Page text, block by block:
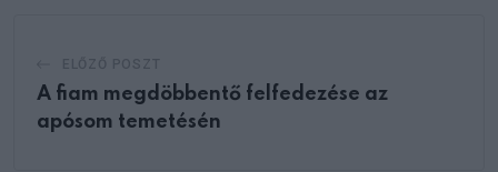
A fiam megdöbbentő felfedezése az
apósom temetésén